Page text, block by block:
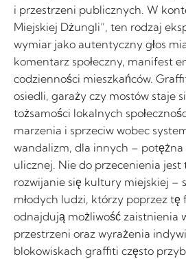
i przestrzeni publicznych. W
Miejskiej Dżungli”, ten rodzaj
wymiar jako autentyczny głos
komentarz społeczny, manifest
codzienności mieszkańców.
osiedli, garaży czy mostów staje
tożsamości lokalnych
marzenia i sprzeciw wobec
wandalizm, dla innych –
ulicznej. Nie do przecenienia jest
rozwijanie się kultury miejskiej –
młodych ludzi, którzy poprzez tę
odnajdują możliwość zaistnienia
przestrzeni oraz wyrażenia
blokowiskach graffiti często